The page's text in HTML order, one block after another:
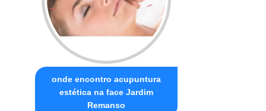
onde encontro acupuntura
estética na face Jardim
Remanso